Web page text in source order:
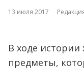
13 июля 2017
В ходе истории
предметы,